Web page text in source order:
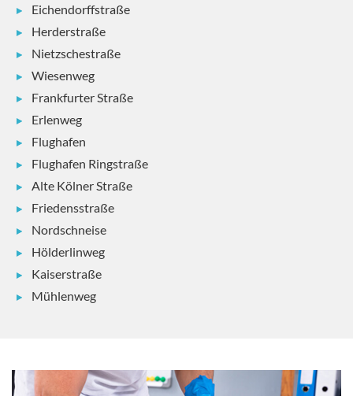
Eichendorffstraße
Herderstraße
Nietzschestraße
Wiesenweg
Frankfurter Straße
Erlenweg
Flughafen
Flughafen Ringstraße
Alte Kölner Straße
Friedensstraße
Nordschneise
Hölderlinweg
Kaiserstraße
Mühlenweg